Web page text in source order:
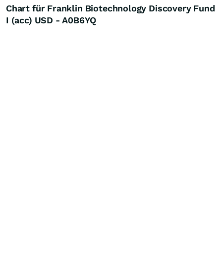
Chart für Franklin Biotechnology Discovery Fund
I (acc) USD - A0B6YQ